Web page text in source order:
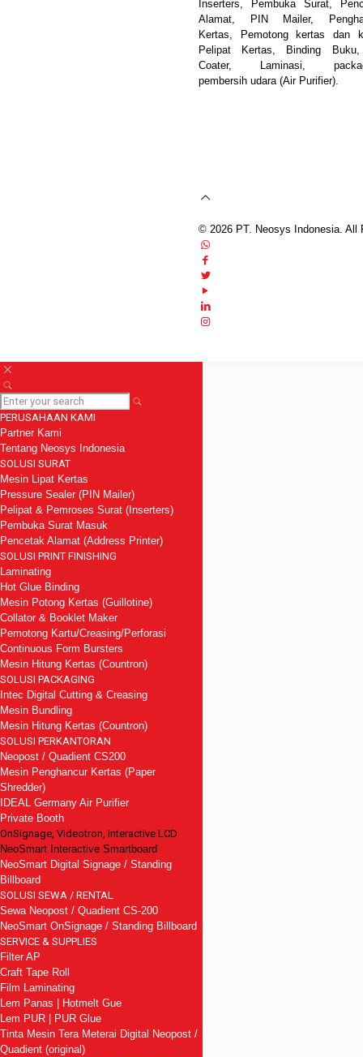
Inserters, Pembuka Surat,
Alamat, PIN Mailer,
Kertas, Pemotong kertas dan
Pelipat Kertas, Binding
Coater, Laminasi,
pembersih udara (Air Purifier).
© 2026 PT. Neosys Indonesia. All
PERUSAHAAN KAMI
Partner Kami
Tentang Neosys Indonesia
SOLUSI SURAT
Mesin Lipat Kertas
Pressure Sealer (PIN Mailer)
Pelipat & Pemroses Surat (Inserters)
Pembuka Surat Masuk
Pencetak Alamat (Address Printer)
SOLUSI PRINT FINISHING
Laminating
Hot Glue Binding
Mesin Potong Kertas (Guillotine)
Collator & Booklet Maker
Pemotong Kartu/Creasing/Perforasi
Continuous Form Bursters
Mesin Hitung Kertas (Countron)
SOLUSI PACKAGING
Intec Digital Cutting & Creasing
Mesin Bundling
Mesin Hitung Kertas (Countron)
SOLUSI PERKANTORAN
Neopost / Quadient CS200
Mesin Penghancur Kertas (Paper
Shredder)
IDEAL Germany Air Purifier
Private Booth
OnSignage, Videotron, Interactive LCD
NeoSmart Interactive Smartboard
NeoSmart Digital Signage / Standing
Billboard
SOLUSI SEWA / RENTAL
Sewa Neopost / Quadient CS-200
NeoSmart OnSignage / Standing Billboard
SERVICE & SUPPLIES
Filter AP
Craft Tape Roll
Film Laminating
Lem Panas | Hotmelt Gue
Lem PUR | PUR Glue
Tinta Mesin Tera Meterai Digital Neopost /
Quadient (original)